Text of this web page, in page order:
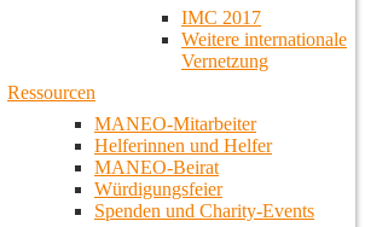
IMC 2017
Weitere internationale
Vernetzung
Ressourcen
MANEO-Mitarbeiter
Helferinnen und Helfer
MANEO-Beirat
Würdigungsfeier
Spenden und Charity-Events